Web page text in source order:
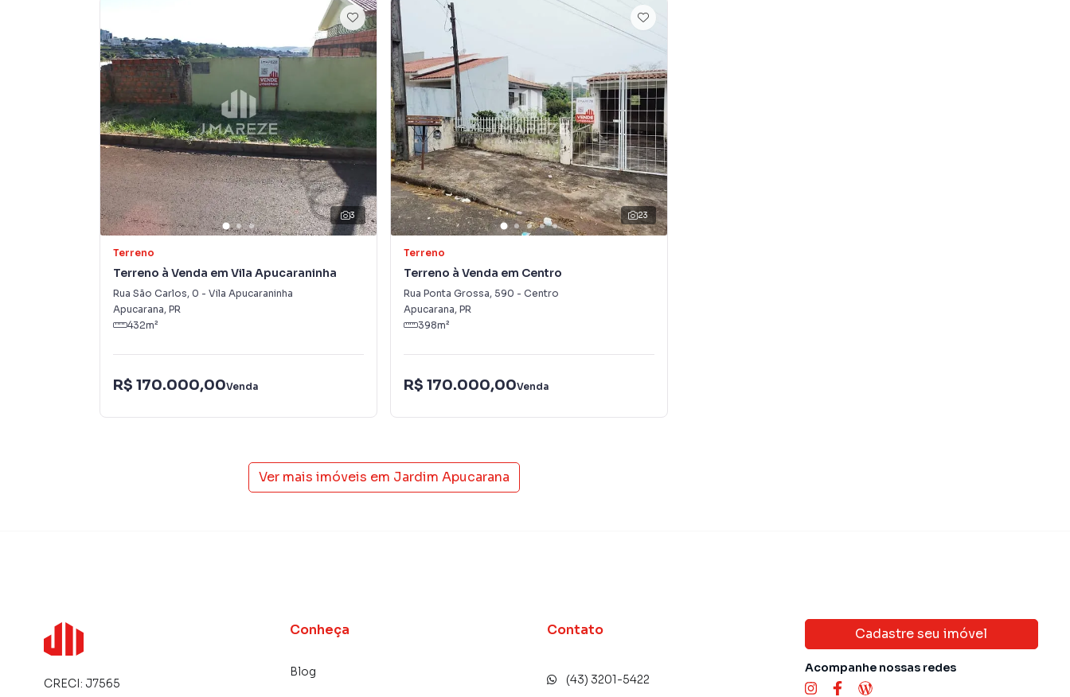
📍 Localização privilegiada, em uma região consolidada e com fácil acesso aos principais pontos da
cidade.
Entre em contato para mais informações e agende uma visita!
3
Terreno
Terreno à Venda em Vila Apucaraninha
Rua São Carlos, 0 - Vila Apucaraninha
Apucarana, PR
432m²
R$ 170.000,00Venda
23
Terreno
Terreno à Venda em Centro
Rua Ponta Grossa, 590 - Centro
Apucarana, PR
398m²
R$ 170.000,00Venda
Ver mais imóveis em Jardim Apucarana
CRECI: J7565
Conheça
Blog
Contato
(43) 3201-5422
Cadastre seu imóvel
Acompanhe nossas redes